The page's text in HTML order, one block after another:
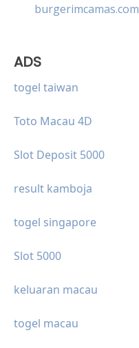
burgerimcamas.com
ADS
togel taiwan
Toto Macau 4D
Slot Deposit 5000
result kamboja
togel singapore
Slot 5000
keluaran macau
togel macau